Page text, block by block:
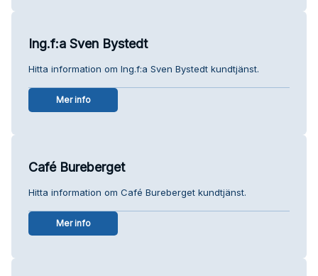
Ing.f:a Sven Bystedt
Hitta information om Ing.f:a Sven Bystedt kundtjänst.
Mer info
Café Bureberget
Hitta information om Café Bureberget kundtjänst.
Mer info